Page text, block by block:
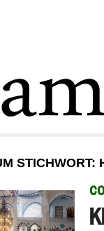
STICHWORT: